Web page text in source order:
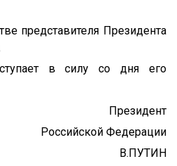
представителя Президента
в силу со дня его
Президент
Российской Федерации
В.ПУТИН